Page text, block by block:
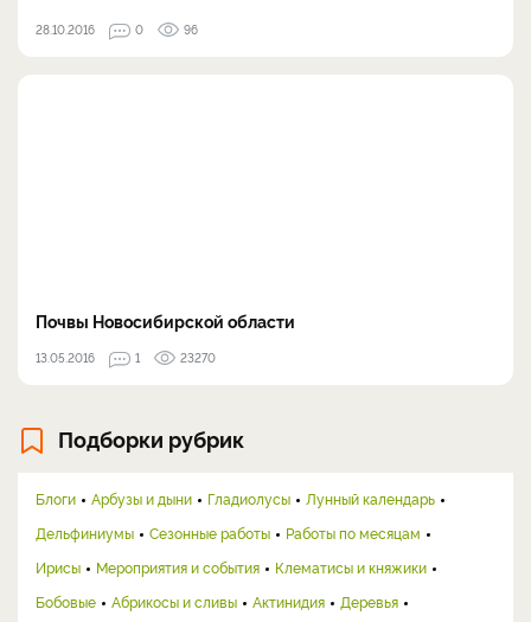
28.10.2016 0 96
Почвы Новосибирской области
13.05.2016 1 23270
Подборки рубрик
Блоги Арбузы и дыни Гладиолусы
Лунный календарь
Дельфиниумы
Сезонные работы
Работы по месяцам
Ирисы
Мероприятия и события
Клематисы и княжики
Бобовые
Абрикосы и сливы Актинидия
Деревья